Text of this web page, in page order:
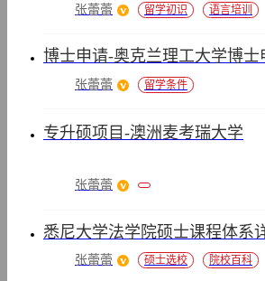
张蕾蕾 留学初识 语言培训
博士申请-奥克兰理工大学博士
张蕾蕾 留学条件
专升硕项目-澳洲麦考瑞大学
张蕾蕾
悉尼大学法学院硕士课程体系
张蕾蕾 硕士选校 院校百科